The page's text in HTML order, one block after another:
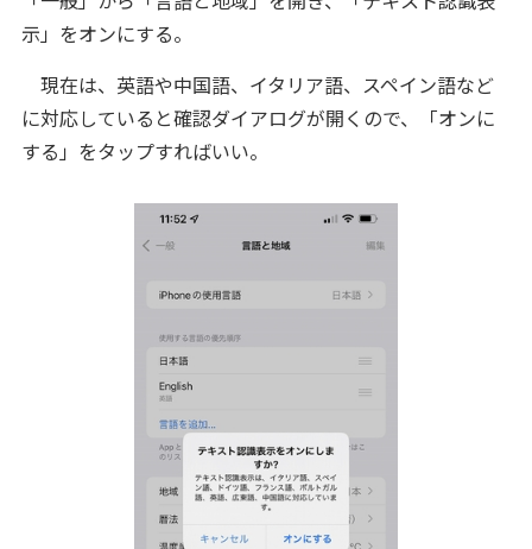
示」をオンにする。
現在は、英語や中国語、イタリア語、スペイン語など
に対応していると確認ダイアログが開くので、「オンに
する」をタップすればいい。